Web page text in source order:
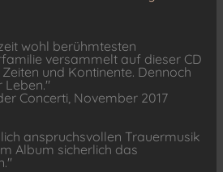
wohl berühmtesten
versammelt auf dieser CD
und Kontinente. Dennoch
Leben."
Concerti, November 2017
anspruchsvollen Trauermusik
Album sicherlich das